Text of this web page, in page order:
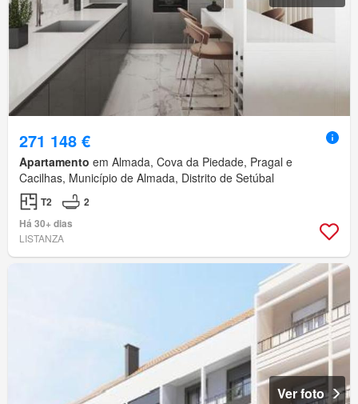
271 148 €
Apartamento em Almada, Cova da Piedade, Pragal e
Cacilhas, Município de Almada, Distrito de Setúbal
T2
2
Há 30+ dias
LISTANZA
Ver foto